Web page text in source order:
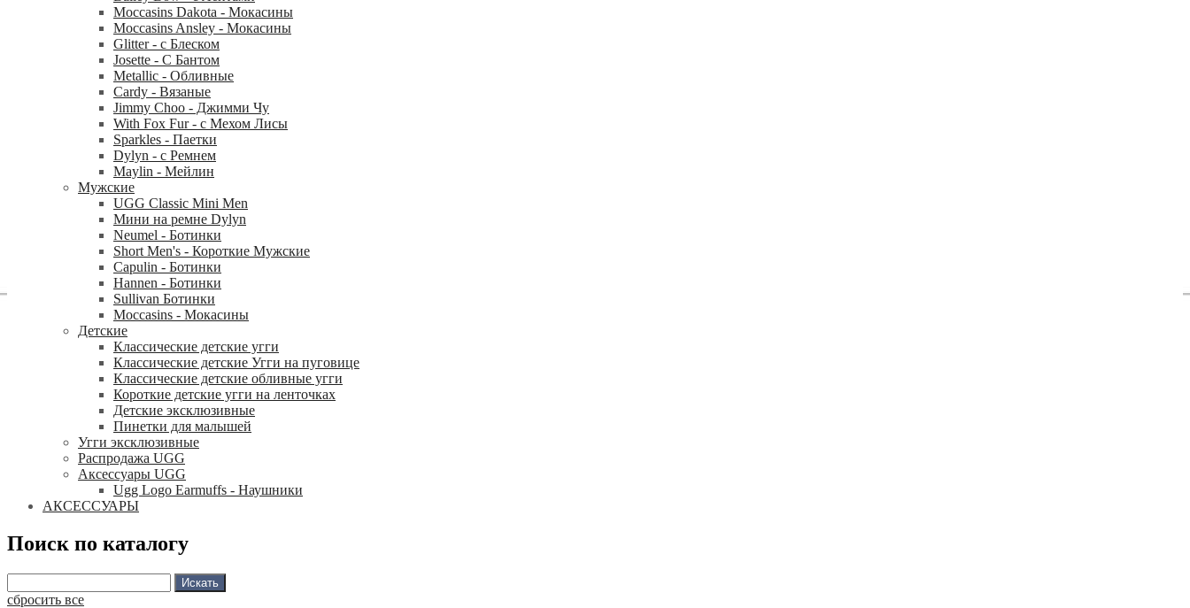
Moccasins Dakota - Мокасины
Moccasins Ansley - Мокасины
Glitter - с Блеском
Josette - С Бантом
Metallic - Обливные
Cardy - Вязаные
Jimmy Choo - Джимми Чу
With Fox Fur - с Мехом Лисы
Sparkles - Паетки
Dylyn - с Ремнем
Maylin - Мейлин
Мужские
UGG Classic Mini Men
Мини на ремне Dylyn
Neumel - Ботинки
Short Men's - Короткие Мужские
Capulin - Ботинки
Hannen - Ботинки
Sullivan Ботинки
Moccasins - Мокасины
Детские
Классические детские угги
Классические детские Угги на пуговице
Классические детские обливные угги
Короткие детские угги на ленточках
Детские эксклюзивные
Пинетки для малышей
Угги эксклюзивные
Распродажа UGG
Аксессуары UGG
Ugg Logo Earmuffs - Наушники
АКСЕССУАРЫ
Поиск по каталогу
сбросить все